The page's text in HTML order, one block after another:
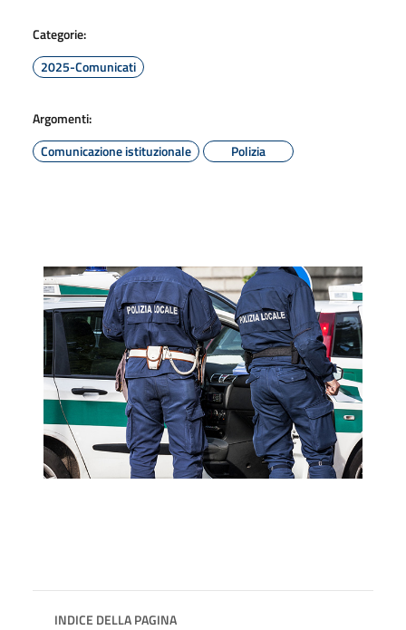
Categorie:
2025-Comunicati
Argomenti:
Comunicazione istituzionale
Polizia
INDICE DELLA PAGINA